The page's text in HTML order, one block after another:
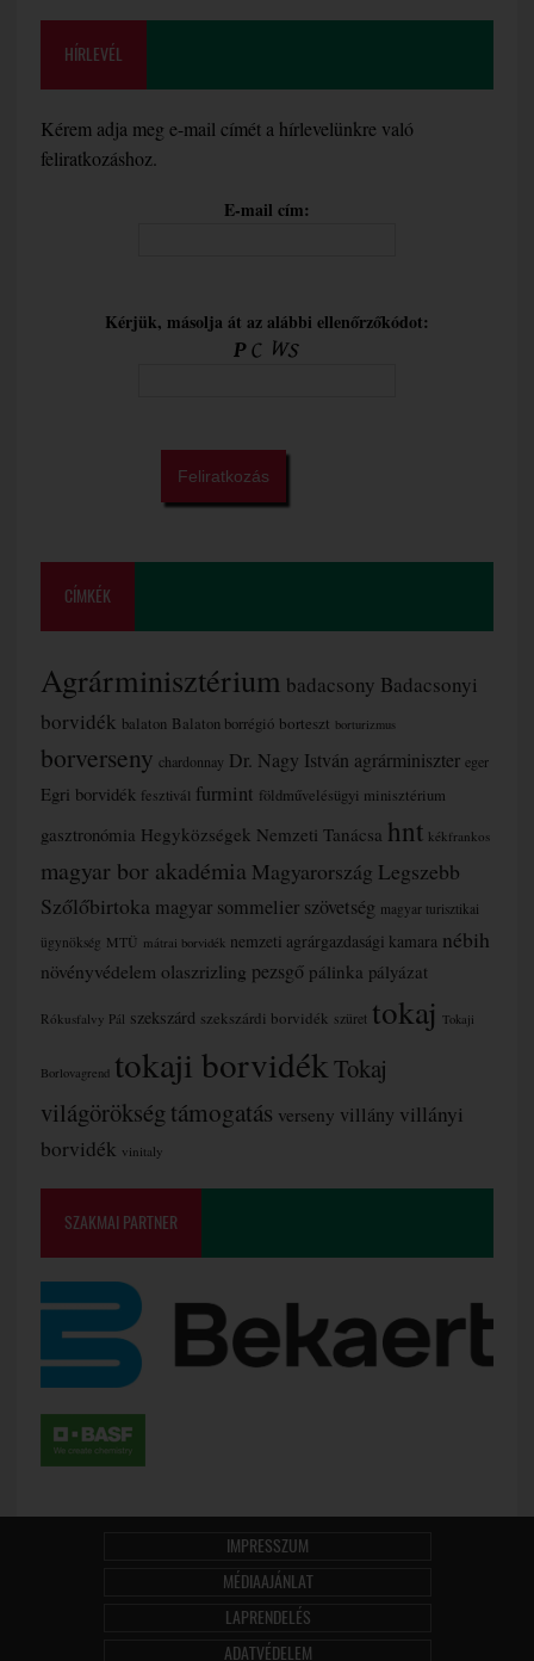
HÍRLEVÉL
Kérem adja meg e-mail címét a hírlevelünkre való
feliratkozáshoz.
E-mail cím:
Kérjük, másolja át az alábbi ellenőrzőkódot:
CÍMKÉK
Agrárminisztérium badacsony Badacsonyi
borvidék balaton Balaton borrégió borteszt borturizmus
borverseny chardonnay Dr. Nagy István agrárminiszter eger
Egri borvidék fesztivál furmint földművelésügyi minisztérium
gasztronómia Hegyközségek Nemzeti Tanácsa hnt kékfrankos
magyar bor akadémia Magyarország Legszebb
Szőlőbirtoka magyar sommelier szövetség magyar turisztikai
ügynökség MTÜ mátrai borvidék nemzeti agrárgazdasági kamara nébih
növényvédelem olaszrizling pezsgő pálinka pályázat
Rókusfalvy Pál szekszárd szekszárdi borvidék szüret tokaj Tokaji
Borlovagrend tokaji borvidékTokaj
világörökségtámogatás verseny villány villányi
borvidék vinitaly
SZAKMAI PARTNER
IMPRESSZUM
MÉDIAAJÁNLAT
LAPRENDELÉS
ADATVÉDELEM